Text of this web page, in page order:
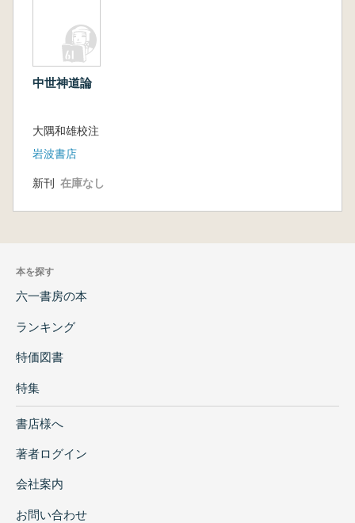
中世神道論
大隅和雄校注
岩波書店
新刊 在庫なし
本を探す
六一書房の本
ランキング
特価図書
特集
書店様へ
著者ログイン
会社案内
お問い合わせ